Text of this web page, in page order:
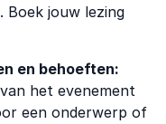
Boek jouw lezing
en behoeften:
het evenement
een onderwerp of